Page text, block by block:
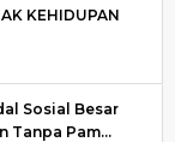
KEHIDUPAN
Sosial Besar
Tanpa Pam…